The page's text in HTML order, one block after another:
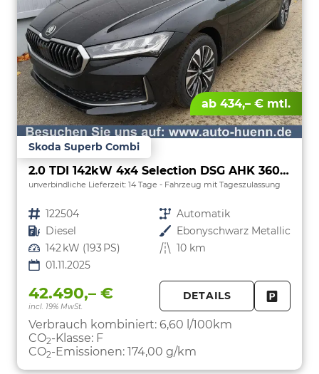
ab 434,– € mtl.
Skoda Superb Combi
2.0 TDI 142kW 4x4 Selection DSG AHK 360 Head Up Pano
unverbindliche Lieferzeit: 14 Tage Fahrzeug mit Tageszulassung
Fahrzeugnr. 122504 Getriebe Automatik
Kraftstoff Diesel Außenfarbe Ebonyschwarz Metallic
Leistung 142 kW (193 PS) Kilometerstand 10 km
01.11.2025
42.490,– €
incl. 19% MwSt.
DETAILS
Verbrauch kombiniert: 6,60 l/100km
CO2-Klasse: F
CO2-Emissionen: 174,00 g/km